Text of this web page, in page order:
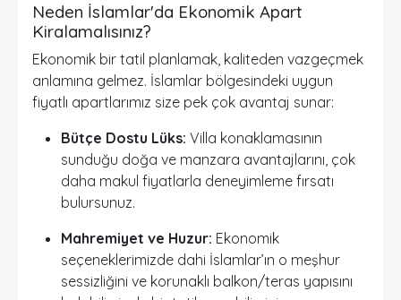
Neden İslamlar'da Ekonomik Apart
Kiralamalısınız?
Ekonomik bir tatil planlamak, kaliteden vazgeçmek
anlamına gelmez. İslamlar bölgesindeki uygun
fiyatlı apartlarımız size pek çok avantaj sunar:
Bütçe Dostu Lüks: Villa konaklamasının
sunduğu doğa ve manzara avantajlarını, çok
daha makul fiyatlarla deneyimleme fırsatı
bulursunuz.
Mahremiyet ve Huzur: Ekonomik
seçeneklerimizde dahi İslamlar’ın o meşhur
sessizliğini ve korunaklı balkon/teras yapısını